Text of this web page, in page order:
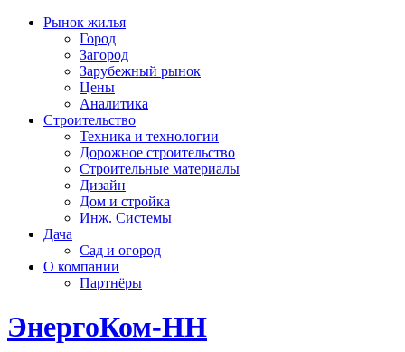
Рынок жилья
Город
Загород
Зарубежный рынок
Цены
Аналитика
Строительство
Техника и технологии
Дорожное строительство
Строительные материалы
Дизайн
Дом и стройка
Инж. Системы
Дача
Сад и огород
О компании
Партнёры
ЭнергоКом-НН